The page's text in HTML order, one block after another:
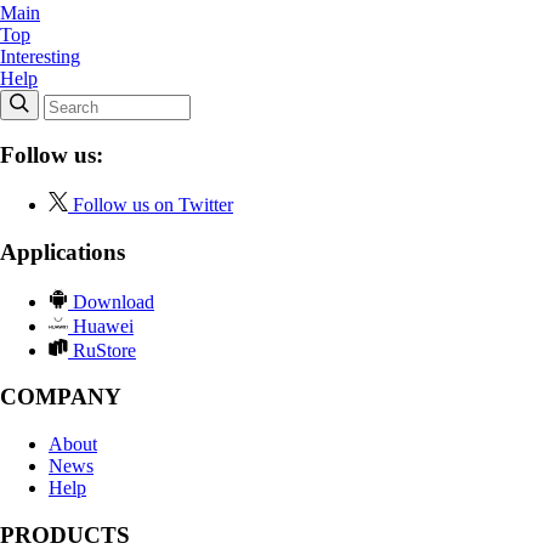
Main
Top
Interesting
Help
Follow us:
Follow us on Twitter
Applications
Download
Huawei
RuStore
COMPANY
About
News
Help
PRODUCTS